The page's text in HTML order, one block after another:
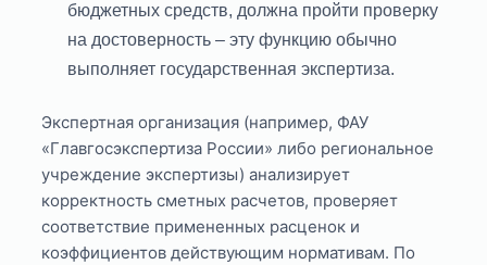
бюджетных средств, должна пройти проверку
на достоверность – эту функцию обычно
выполняет государственная экспертиза.
Экспертная организация (например, ФАУ
«Главгосэкспертиза России» либо региональное
учреждение экспертизы) анализирует
корректность сметных расчетов, проверяет
соответствие примененных расценок и
коэффициентов действующим нормативам. По